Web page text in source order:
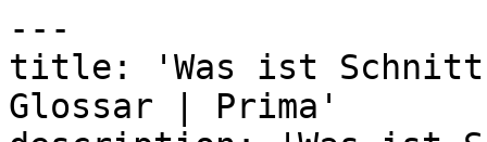
---
title: 'Was ist
Glossar | Prima'